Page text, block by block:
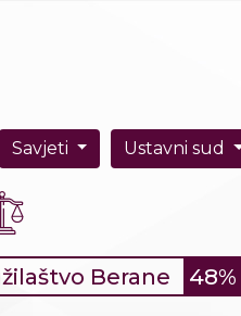
Savjeti Ustavni sud
Berane 48%